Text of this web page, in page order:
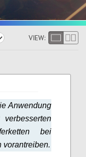
VIEW:
Anwendung
bei
vorantreiben.